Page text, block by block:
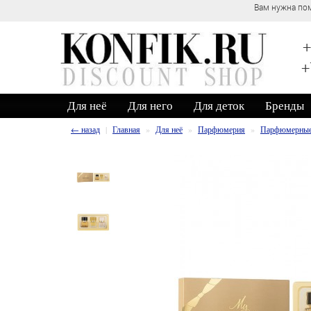
Вам нужна
Для неё Для него Для деток Бренды
← назад Главная Для неё Парфюмерия